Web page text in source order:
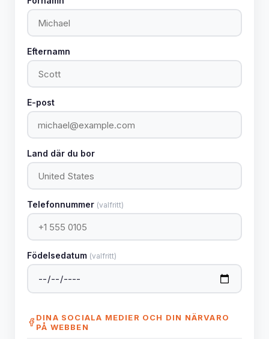
Efternamn
E-post
Land där du bor
Telefonnummer (valfritt)
Födelsedatum (valfritt)
DINA SOCIALA MEDIER OCH DIN NÄRVARO
PÅ WEBBEN